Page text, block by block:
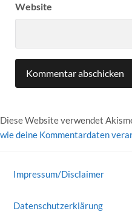
Website
Diese Website verwendet
wie deine Kommentardaten
Impressum/Disclaimer
Datenschutzerklärung